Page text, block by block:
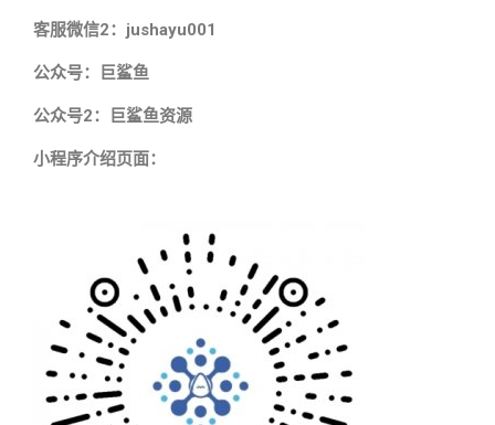
客服微信2：jushayu001
公众号：巨鲨鱼
公众号2：巨鲨鱼资源
小程序介绍页面：